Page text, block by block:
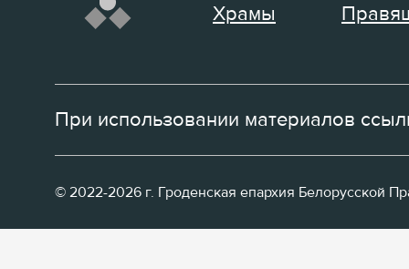
Храмы
При использовании материалов
© 2022-2026 г. Гроденская епархия Белорусской